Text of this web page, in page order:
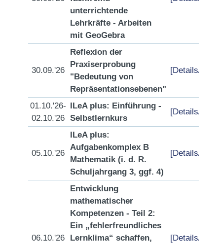
unterrichtende
Lehrkräfte - Arbeiten
mit GeoGebra
30.09.'26
Reflexion der
Praxiserprobung
"Bedeutung von
Repräsentationsebenen"
[Details/
01.10.'26-
02.10.'26
ILeA plus: Einführung -
Selbstlernkurs
[Details/
05.10.'26
ILeA plus:
Aufgabenkomplex B
Mathematik (i. d. R.
Schuljahrgang 3, ggf. 4)
[Details/
06.10.'26
Entwicklung
mathematischer
Kompetenzen - Teil 2:
Ein „fehlerfreundliches
Lernklima“ schaffen,
[Details/